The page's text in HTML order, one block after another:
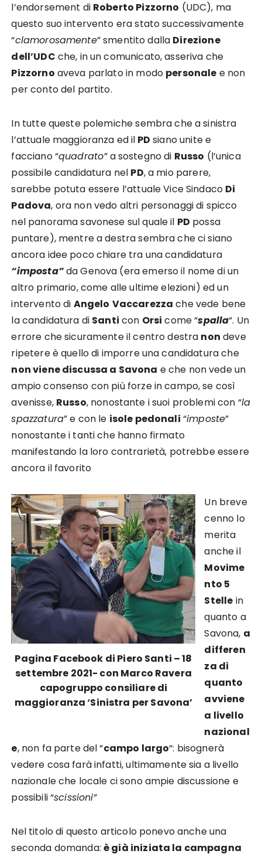
l’endorsement di Roberto Pizzorno (UDC), ma
questo suo intervento era stato successivamente
“clamorosamente” smentito dalla Direzione
dell’UDC che, in un comunicato, asseriva che
Pizzorno aveva parlato in modo personale e non
per conto del partito.
In tutte queste polemiche sembra che a sinistra
l’attuale maggioranza ed il PD siano unite e
facciano “quadrato”a sostegno di Russo (l’unica
possibile candidatura nel PD, a mio parere,
sarebbe potuta essere l’attuale Vice Sindaco Di
Padova, ora non vedo altri personaggi di spicco
nel panorama savonese sul quale il PD possa
puntare), mentre a destra sembra che ci siano
ancora idee poco chiare tra una candidatura
“imposta”da Genova (era emerso il nome di un
altro primario, come alle ultime elezioni) ed un
intervento di Angelo Vaccarezza che vede bene
la candidatura di Santi con Orsi come “spalla“. Un
errore che sicuramente il centro destra non deve
ripetere è quello di imporre una candidatura che
non viene discussa a Savona e che non vede un
ampio consenso con più forze in campo, se così
avenisse, Russo, nonostante i suoi problemi con “la
spazzatura” e con le isole pedonali “imposte”
nonostante i tanti che hanno firmato
manifestando la loro contrarietà, potrebbe essere
ancora il favorito
Pagina Facebook di Piero Santi – 18
settembre 2021- con Marco Ravera
capogruppo consiliare di
maggioranza ‘Sinistra per Savona’
Un breve
cenno lo
merita
anche il
Movime
nto 5
Stelle in
quanto a
Savona, a
differen
za di
quanto
avviene
a livello
nazional
e, non fa parte del “campo largo“: bisognerà
vedere cosa farà infatti, ultimamente sia a livello
nazionale che locale ci sono ampie discussione e
possibili “scissioni”
Nel titolo di questo articolo ponevo anche una
seconda domanda:è già iniziata la campagna